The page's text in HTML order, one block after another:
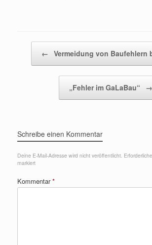
← Vermeidung von Baufehlern
„Fehler im GaLaBau“ →
Schreibe einen Kommentar
Deine E-Mail-Adresse wird nicht veröffentlicht.
markiert
Kommentar*